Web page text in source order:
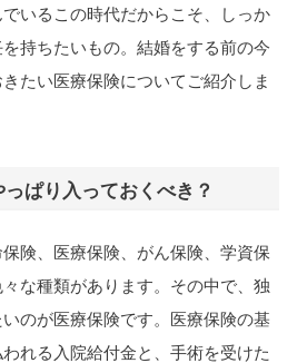
いるこの時代だからこそ、しっか
持ちたいもの。結婚をする前の今
たい医療保険についてご紹介しま
ぱり入っておくべき？
険、医療保険、がん保険、学資保
な種類があります。その中で、独
のが医療保険です。医療保険の基
れる入院給付金と、手術を受けた